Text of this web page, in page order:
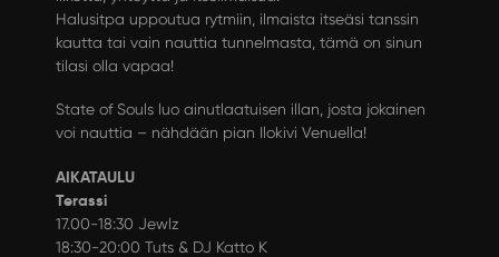
Halusitpa uppoutua rytmiin, ilmaista itseäsi tanssin
kautta tai vain nauttia tunnelmasta, tämä on sinun
tilasi olla vapaa!
State of Souls luo ainutlaatuisen illan, josta jokainen
voi nauttia – nähdään pian Ilokivi Venuella!
AIKATAULU
Terassi
17.00-18:30 Jewlz
18:30-20:00 Tuts & DJ Katto K